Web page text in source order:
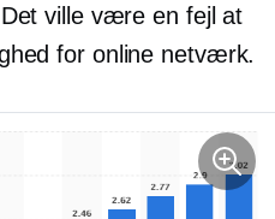
ville være en fejl at
for online netværk.